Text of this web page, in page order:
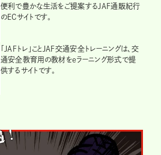
便利で豊かな生活をご提案するJAF通販紀行
のECサイトです。
「JAFトレ」ことJAF交通安全トレーニングは、交
通安全教育用の教材をeラーニング形式で提
供するサイトです。